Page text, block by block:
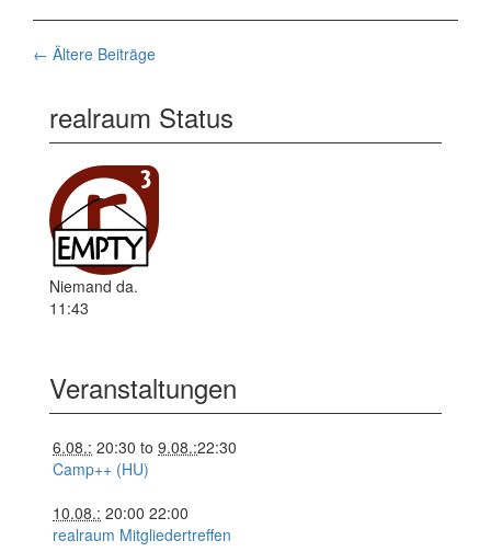
← Ältere Beiträge
realraum Status
Niemand da.
11:43
Veranstaltungen
6.08.: 20:30 to 9.08.:22:30
Camp++ (HU)
10.08.: 20:00 22:00
realraum Mitgliedertreffen